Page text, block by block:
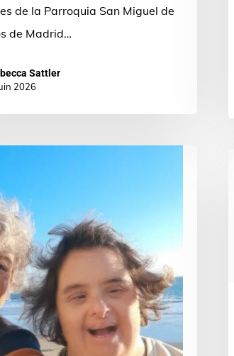
de la Parroquia San Miguel de
de Madrid…
Sattler
2026